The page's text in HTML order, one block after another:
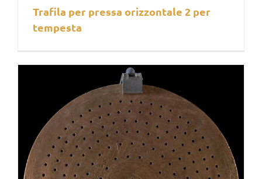
Trafila per pressa orizzontale 2 per
tempesta